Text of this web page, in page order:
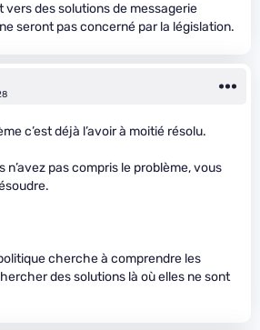
des solutions de messagerie
seront pas concerné par la législation.
c’est déjà l’avoir à moitié résolu.
n’avez pas compris le problème, vous
cherche à comprendre les
des solutions là où elles ne sont